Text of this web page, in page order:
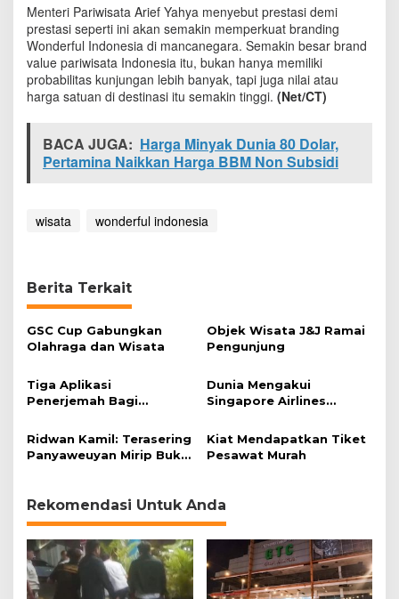
L
u
a
r
N
e
g
r
i
Menteri Pariwisata Arief Yahya menyebut prestasi demi
prestasi seperti ini akan semakin memperkuat branding
Wonderful Indonesia di mancanegara. Semakin besar brand
value pariwisata Indonesia itu, bukan hanya memiliki
probabilitas kunjungan lebih banyak, tapi juga nilai atau
harga satuan di destinasi itu semakin tinggi. (Net/CT)
BACA JUGA: Harga Minyak Dunia 80 Dolar,
Pertamina Naikkan Harga BBM Non Subsidi
wisata wonderful indonesia
Berita Terkait
GSC Cup Gabungkan
Olahraga dan Wisata
Objek Wisata J&J Ramai
Pengunjung
Tiga Aplikasi
Penerjemah Bagi
Berwisata Keluar Negeri
Dunia Mengakui
Singapore Airlines
Ridwan Kamil: Terasering
Panyaweuyan Mirip Bukit
Kiat Mendapatkan Tiket
Pesawat Murah
Rekomendasi Untuk Anda